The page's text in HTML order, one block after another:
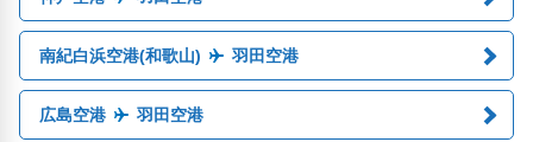
南紀白浜空港(和歌山) 羽田空港
広島空港 羽田空港